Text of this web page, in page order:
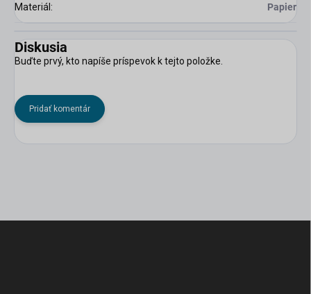
Materiál : Papier
Diskusia
Buďte prvý, kto napíše príspevok k tejto položke.
Pridať komentár